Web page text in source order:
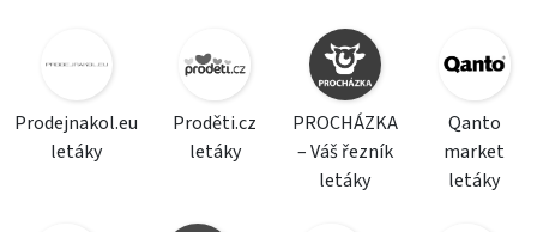
Prodejnakol.eu
letáky
Proděti.cz
letáky
PROCHÁZKA
– Váš řezník
letáky
Qanto
market
letáky